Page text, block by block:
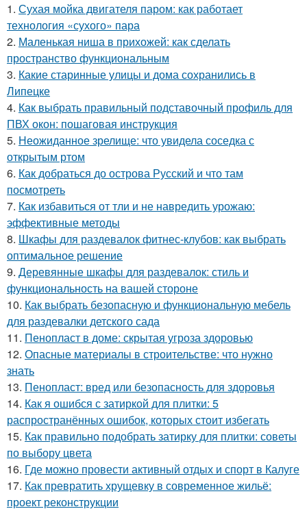
1. Сухая мойка двигателя паром: как работает
технология «сухого» пара
2. Маленькая ниша в прихожей: как сделать
пространство функциональным
3. Какие старинные улицы и дома сохранились в
Липецке
4. Как выбрать правильный подставочный профиль для
ПВХ окон: пошаговая инструкция
5. Неожиданное зрелище: что увидела соседка с
открытым ртом
6. Как добраться до острова Русский и что там
посмотреть
7. Как избавиться от тли и не навредить урожаю:
эффективные методы
8. Шкафы для раздевалок фитнес-клубов: как выбрать
оптимальное решение
9. Деревянные шкафы для раздевалок: стиль и
функциональность на вашей стороне
10. Как выбрать безопасную и функциональную мебель
для раздевалки детского сада
11. Пенопласт в доме: скрытая угроза здоровью
12. Опасные материалы в строительстве: что нужно
знать
13. Пенопласт: вред или безопасность для здоровья
14. Как я ошибся с затиркой для плитки: 5
распространённых ошибок, которых стоит избегать
15. Как правильно подобрать затирку для плитки: советы
по выбору цвета
16. Где можно провести активный отдых и спорт в Калуге
17. Как превратить хрущевку в современное жильё:
проект реконструкции